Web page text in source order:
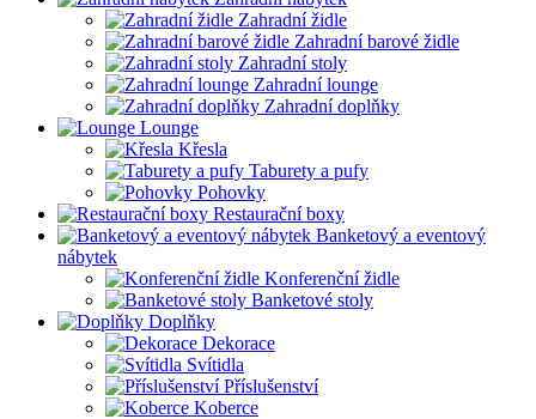
Zahradní židle
Zahradní barové židle
Zahradní stoly
Zahradní lounge
Zahradní doplňky
Lounge
Křesla
Taburety a pufy
Pohovky
Restaurační boxy
Banketový a eventový
nábytek
Konferenční židle
Banketové stoly
Doplňky
Dekorace
Svítidla
Příslušenství
Koberce